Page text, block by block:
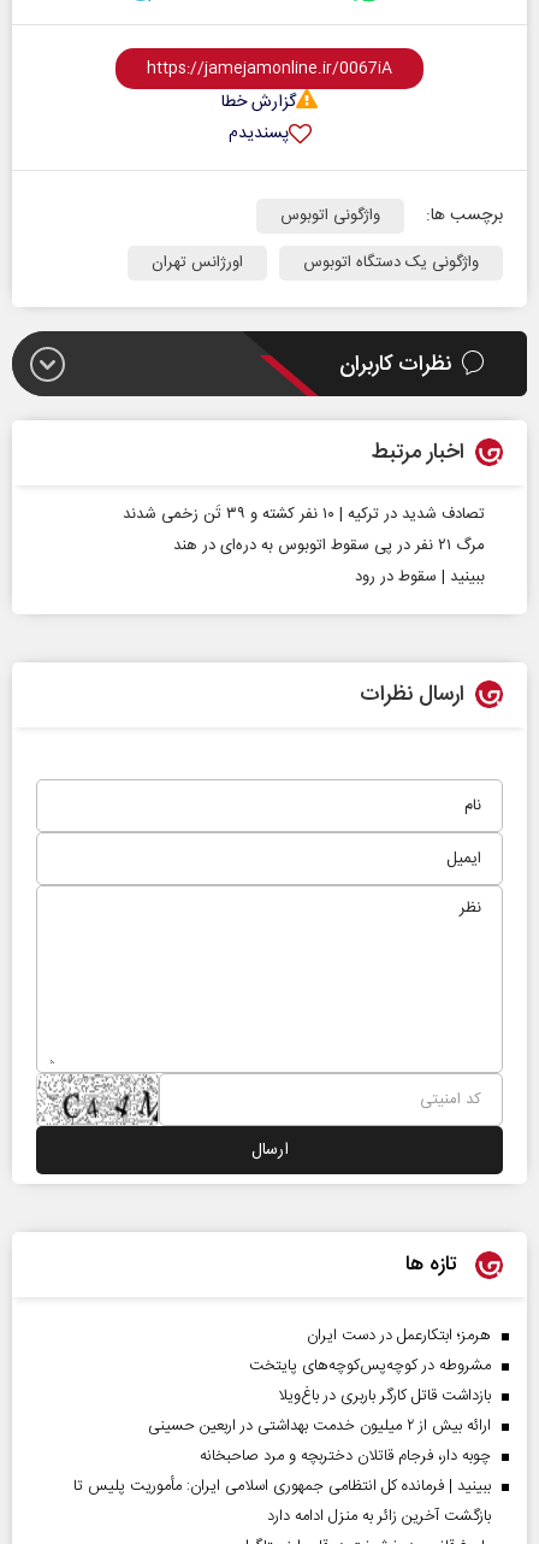
گزارش خطا
پسندیدم
برچسب ها:
واژگونی اتوبوس
واژگونی یک دستگاه اتوبوس
اورژانس تهران
نظرات کاربران
اخبار مرتبط
تصادف شدید در ترکیه | ۱۰ نفر کشته و ۳۹ تَن زخمی شدند
مرگ ۲۱ نفر در پی سقوط اتوبوس به دره‌ای در هند
ببینید | سقوط در رود
ارسال نظرات
تازه ها
هرمز؛ ابتکارعمل در دست ایران
مشروطه در کوچه‌پس‌کوچه‌های پایتخت
بازداشت قاتل کارگر باربری در باغ‌ویلا
ارائه بیش از ۲ میلیون خدمت بهداشتی در اربعین حسینی
چوبه دار، فرجام قاتلان دختربچه و مرد صاحبخانه
ببینید | فرمانده کل انتظامی جمهوری اسلامی ایران­: مأموریت پلیس تا
بازگشت آخرین زائر به منزل ادامه دارد